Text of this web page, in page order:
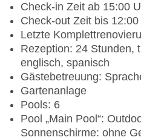
Check-in Zeit ab 15:00
Check-out Zeit bis
Letzte
Rezeption: 24 Stunden,
englisch, spanisch
Gästebetreuung:
Gartenanlage
Pools: 6
Pool „Main Pool“:
Sonnenschirme: ohne